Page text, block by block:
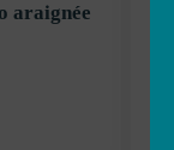
araignée